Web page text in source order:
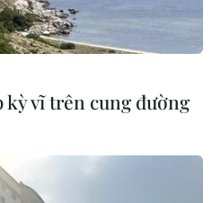
kỳ vĩ trên cung đường